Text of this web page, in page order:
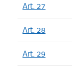
Art. 27
Art. 28
Art. 29